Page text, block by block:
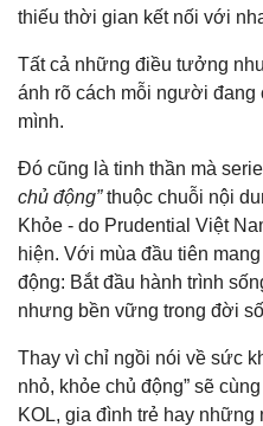
thiếu thời gian kết nối với
Tất cả những điều tưởng
ánh rõ cách mỗi người đang
mình.
Đó cũng là tinh thần mà
chủ động”thuộc chuỗi nội
Khỏe - do Prudential Việt
hiện. Với mùa đầu tiên
động: Bắt đầu hành trình
nhưng bền vững trong đời
Thay vì chỉ ngồi nói về sức
nhỏ, khỏe chủ động” sẽ
KOL, gia đình trẻ hay